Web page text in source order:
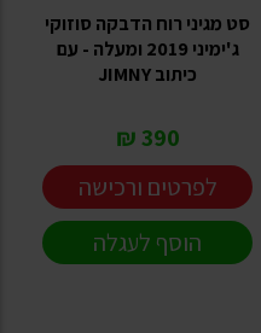
סט מגיני רוח הדבקה סוזוקי
ג'ימיני 2019 ומעלה - עם
כיתוב JIMNY
390 ₪
לפרטים ורכישה
הוסף לעגלה